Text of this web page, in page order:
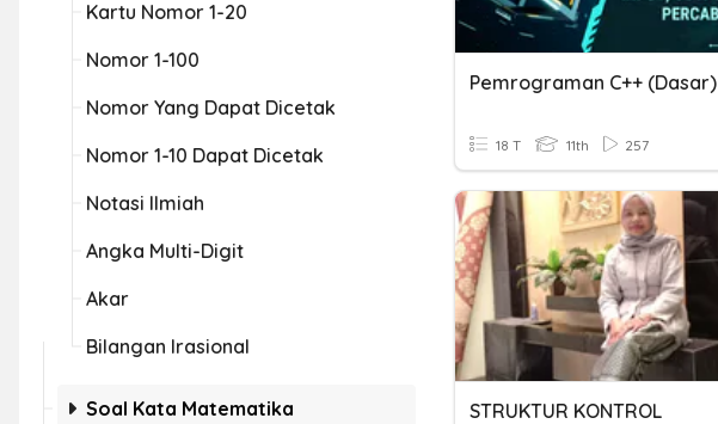
Kartu Nomor 1-20
Nomor 1-100
Nomor Yang Dapat Dicetak
Nomor 1-10 Dapat Dicetak
Notasi Ilmiah
Angka Multi-Digit
Akar
Bilangan Irasional
Soal Kata Matematika
Pemrograman C++ (Dasar)
18 T 11th 257
STRUKTUR KONTROL